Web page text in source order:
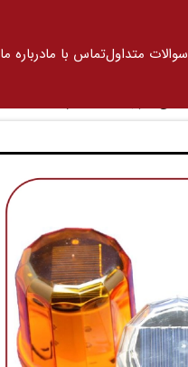
سوالات متداولتماس با مادرباره ما